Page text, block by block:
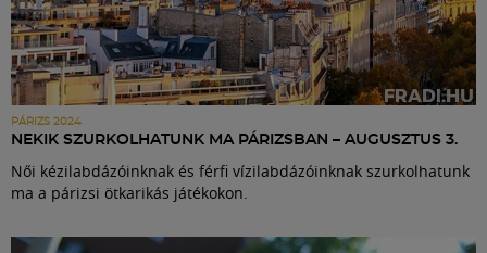
PÁRIZS 2024
NEKIK SZURKOLHATUNK MA PÁRIZSBAN – AUGUSZTUS 3.
Női kézilabdázóinknak és férfi vízilabdázóinknak szurkolhatunk
ma a párizsi ötkarikás játékokon.